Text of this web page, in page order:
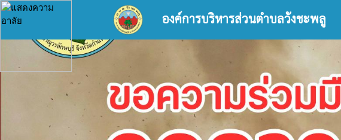
องค์การบริหารส่วนตำบลวังชะพลู